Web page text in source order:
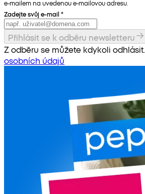
e-mailem na uvedenou e-mailovou adresu.
Zadejte svůj e-mail *
Přihlásit se k odběru newsletteru
Z odběru se můžete kdykoli odhlásit.
osobních údajů